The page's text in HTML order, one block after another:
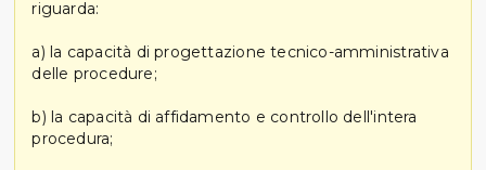
riguarda:
a) la capacità di progettazione tecnico-amministrativa
delle procedure;
b) la capacità di affidamento e controllo dell'intera
procedura;